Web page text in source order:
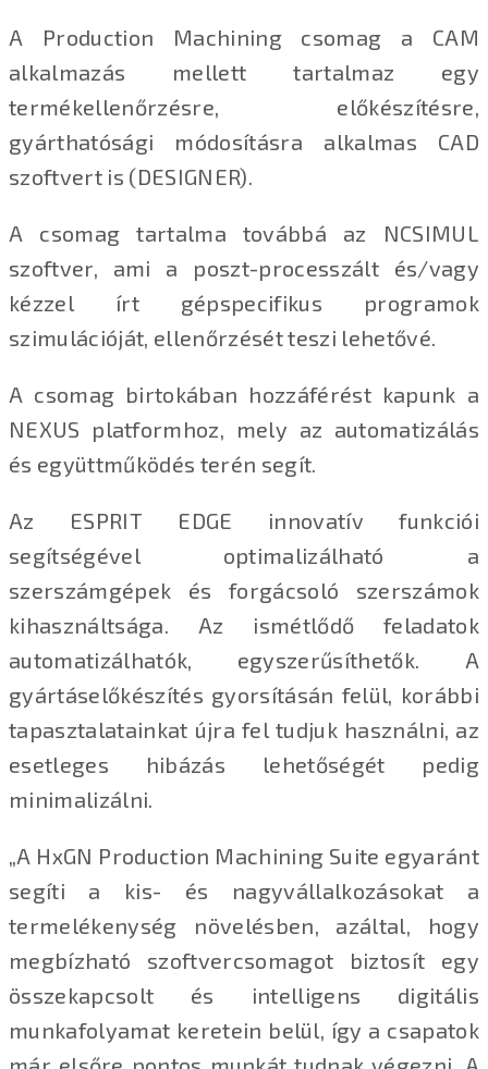
A Production Machining csomag a CAM
alkalmazás mellett tartalmaz egy
termékellenőrzésre, előkészítésre,
gyárthatósági módosításra alkalmas CAD
szoftvert is (DESIGNER).
A csomag tartalma továbbá az NCSIMUL
szoftver, ami a poszt-processzált és/vagy
kézzel írt gépspecifikus programok
szimulációját, ellenőrzését teszi lehetővé.
A csomag birtokában hozzáférést kapunk a
NEXUS platformhoz, mely az automatizálás
és együttműködés terén segít.
Az ESPRIT EDGE innovatív funkciói
segítségével optimalizálható a
szerszámgépek és forgácsoló szerszámok
kihasználtsága. Az ismétlődő feladatok
automatizálhatók, egyszerűsíthetők. A
gyártáselőkészítés gyorsításán felül, korábbi
tapasztalatainkat újra fel tudjuk használni, az
esetleges hibázás lehetőségét pedig
minimalizálni.
„A HxGN Production Machining Suite egyaránt
segíti a kis- és nagyvállalkozásokat a
termelékenység növelésben, azáltal, hogy
megbízható szoftvercsomagot biztosít egy
összekapcsolt és intelligens digitális
munkafolyamat keretein belül, így a csapatok